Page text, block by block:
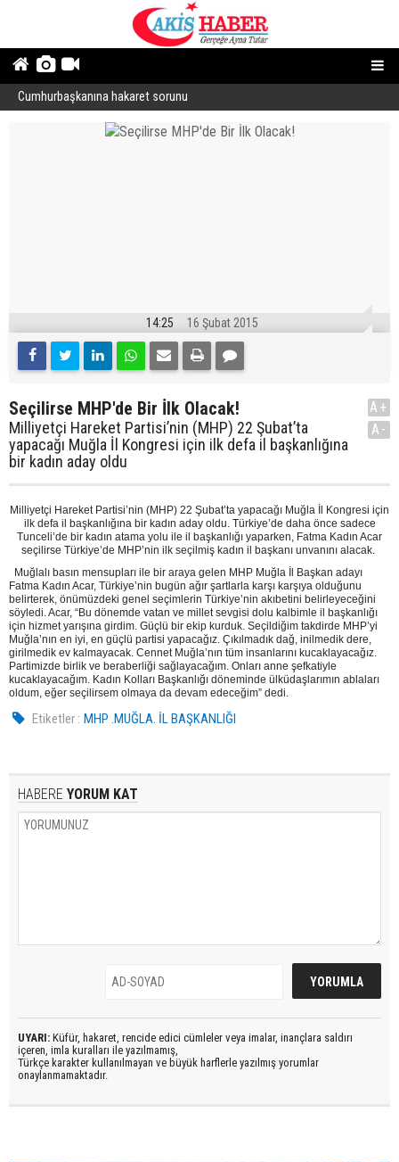
Cumhurbaşkanına hakaret sorunu
14:25 16 Şubat 2015
Seçilirse MHP'de Bir İlk Olacak!
Milliyetçi Hareket Partisi’nin (MHP) 22 Şubat’ta
yapacağı Muğla İl Kongresi için ilk defa il başkanlığına
bir kadın aday oldu
A+
A-
Milliyetçi Hareket Partisi’nin (MHP) 22 Şubat’ta yapacağı Muğla İl Kongresi için
ilk defa il başkanlığına bir kadın aday oldu. Türkiye’de daha önce sadece
Tunceli’de bir kadın atama yolu ile il başkanlığı yaparken, Fatma Kadın Acar
seçilirse Türkiye’de MHP’nin ilk seçilmiş kadın il başkanı unvanını alacak.
Muğlalı basın mensupları ile bir araya gelen MHP Muğla İl Başkan adayı
Fatma Kadın Acar, Türkiye’nin bugün ağır şartlarla karşı karşıya olduğunu
belirterek, önümüzdeki genel seçimlerin Türkiye’nin akıbetini belirleyeceğini
söyledi. Acar, “Bu dönemde vatan ve millet sevgisi dolu kalbimle il başkanlığı
için hizmet yarışına girdim. Güçlü bir ekip kurduk. Seçildiğim takdirde MHP’yi
Muğla’nın en iyi, en güçlü partisi yapacağız. Çıkılmadık dağ, inilmedik dere,
girilmedik ev kalmayacak. Cennet Muğla’nın tüm insanlarını kucaklayacağız.
Partimizde birlik ve beraberliği sağlayacağım. Onları anne şefkatiyle
kucaklayacağım. Kadın Kolları Başkanlığı döneminde ülküdaşlarımın ablaları
oldum, eğer seçilirsem olmaya da devam edeceğim” dedi.
Etiketler : MHP .MUĞLA. İL BAŞKANLIĞI
HABERE YORUM KAT
UYARI: Küfür, hakaret, rencide edici cümleler veya imalar, inançlara saldırı
içeren, imla kuralları ile yazılmamış,
Türkçe karakter kullanılmayan ve büyük harflerle yazılmış yorumlar
onaylanmamaktadır.